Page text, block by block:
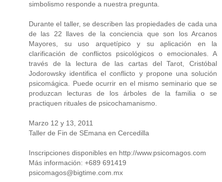
simbolismo responde a nuestra pregunta.
Durante el taller, se describen las propiedades de cada una
de las 22 llaves de la conciencia que son los Arcanos
Mayores, su uso arquetípico y su aplicación en la
clarificación de conflictos psicológicos o emocionales. A
través de la lectura de las cartas del Tarot, Cristóbal
Jodorowsky identifica el conflicto y propone una solución
psicomágica. Puede ocurrir en el mismo seminario que se
produzcan lecturas de los árboles de la familia o se
practiquen rituales de psicochamanismo.
Marzo 12 y 13, 2011
Taller de Fin de SEmana en Cercedilla
Inscripciones disponibles en http://www.psicomagos.com
Más información: +689 691419
psicomagos@bigtime.com.mx